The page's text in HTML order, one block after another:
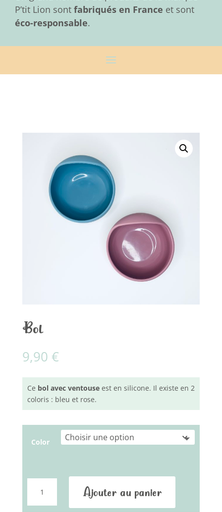
P’tit Lion sont fabriqués en France et sont
éco-responsable.
Bol
9,90 €
Ce bol avec ventouse est en silicone. Il existe en 2
coloris : bleu et rose.
Color
Bol
Ajouter au panier